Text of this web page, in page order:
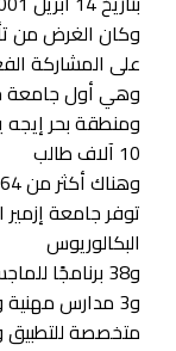
وكان الغرض من
على المشاركة
وهي أول جامعة
ومنطقة بحر
10 آلاف طالب
البكالوريوس
متخصصة للتطبيق